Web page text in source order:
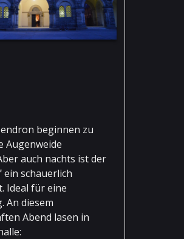
beginnen zu
Augenweide
auch nachts ist der
schauerlich
Ideal für eine
An diesem
Abend lasen in